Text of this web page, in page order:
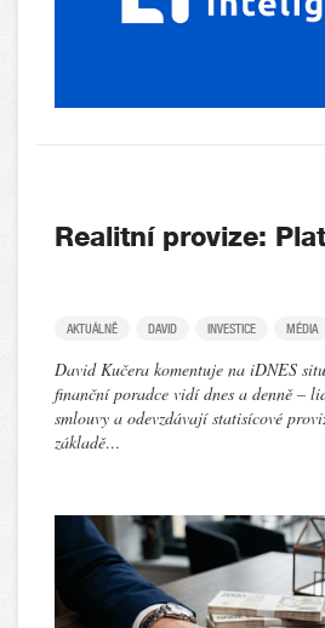
Realitní provize:
AKTUÁLNĚ DAVID INVESTICE MÉDIA
David Kučera komentuje na iDNES
finanční poradce vidí dnes a denně –
smlouvy a odevzdávají statisícové
základě…